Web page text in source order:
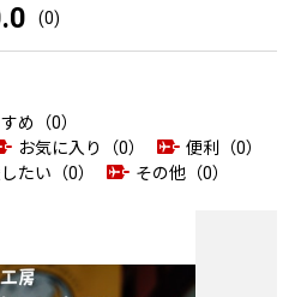
(0)
め（0）
お気に入り（0）
便利（0）
たい（0） その他（0）